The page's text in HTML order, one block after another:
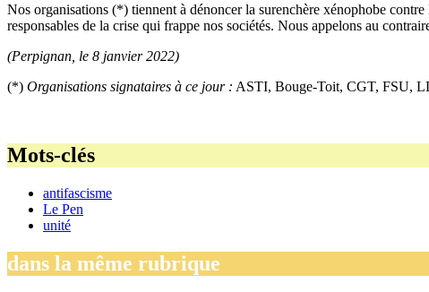
Nos organisations (*) tiennent à dénoncer la surenchère xénophobe
responsables de la crise qui frappe nos sociétés. Nous appelons au
(Perpignan, le 8 janvier 2022)
(*) Organisations signataires à ce jour : ASTI, Bouge-Toit, CGT, FSU,
Mots-clés
antifascisme
Le Pen
unité
dans la même rubrique